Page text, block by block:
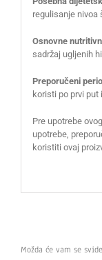
regulisanje nivoa
Osnovne
sadržaj ugljenih
Preporučeni
koristi po prvi put
Pre upotrebe
upotrebe,
koristiti ovaj
Možda će vam se